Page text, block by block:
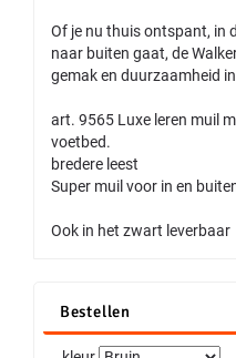
Of je nu thuis ontspant, in
naar buiten gaat, de
gemak en duurzaamheid
art. 9565 Luxe leren muil
voetbed.
bredere leest
Super muil voor in en
Ook in het zwart leverbaar
Bestellen